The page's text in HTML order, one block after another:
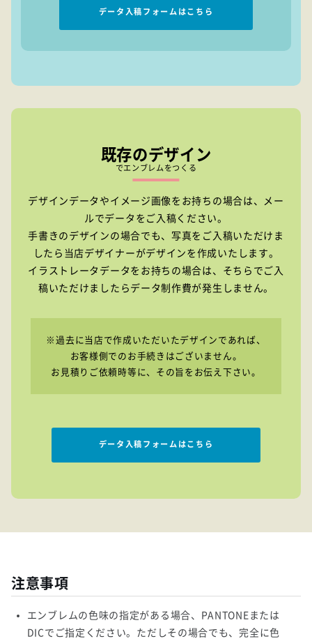
データ入稿フォームはこちら
既存のデザイン
でエンブレムをつくる
デザインデータやイメージ画像をお持ちの場合は、メー
ルでデータをご入稿ください。
手書きのデザインの場合でも、写真をご入稿いただけま
したら当店デザイナーがデザインを作成いたします。
イラストレータデータをお持ちの場合は、そちらでご入
稿いただけましたらデータ制作費が発生しません。
※過去に当店で作成いただいたデザインであれば、
お客様側でのお手続きはございません。
お見積りご依頼時等に、その旨をお伝え下さい。
データ入稿フォームはこちら
注意事項
エンブレムの色味の指定がある場合、PANTONEまたは
DICでご指定ください。ただしその場合でも、完全に色